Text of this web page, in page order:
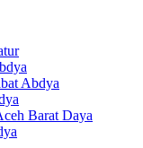
Abdya
Barat Daya